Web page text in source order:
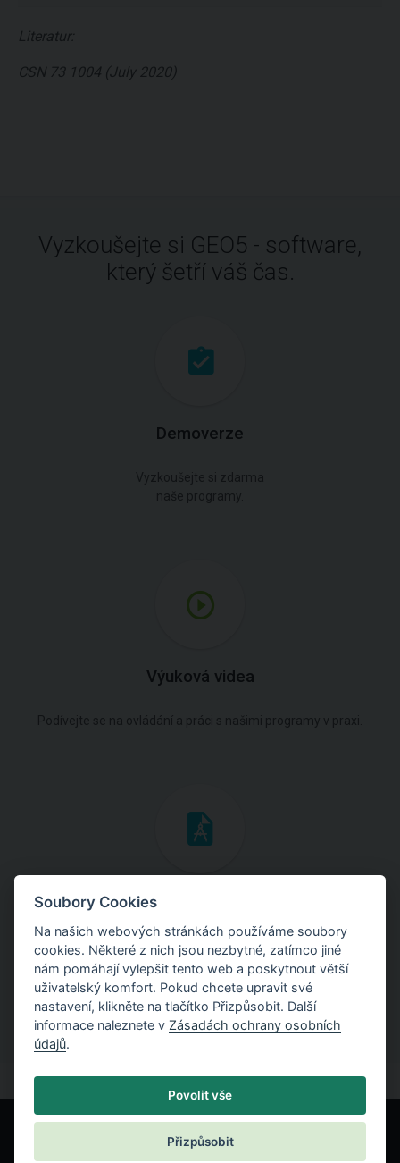
Literatur:
CSN 73 1004 (July 2020)
Vyzkoušejte si GEO5 - software,
který šetří váš čas.
Demoverze
Vyzkoušejte si zdarma
naše programy.
Výuková videa
Podívejte se na ovládání a práci s našimi programy v praxi.
Inženýrské manuály
Stáhněte si manuály s teoretickými i praktickými ukázkami
použití programů.
Soubory Cookies
Na našich webových stránkách používáme soubory
cookies. Některé z nich jsou nezbytné, zatímco jiné
nám pomáhají vylepšit tento web a poskytnout větší
uživatelský komfort. Pokud chcete upravit své
nastavení, klikněte na tlačítko Přizpůsobit. Další
informace naleznete v Zásadách ochrany osobních
údajů.
Povolit vše
Přizpůsobit